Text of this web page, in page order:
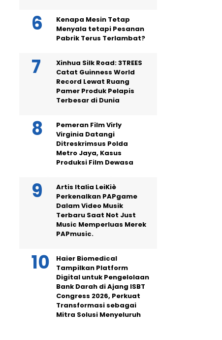
Kenapa Mesin Tetap
Menyala tetapi Pesanan
Pabrik Terus Terlambat?
Xinhua Silk Road: 3TREES
Catat Guinness World
Record Lewat Ruang
Pamer Produk Pelapis
Terbesar di Dunia
Pemeran Film Virly
Virginia Datangi
Ditreskrimsus Polda
Metro Jaya, Kasus
Produksi Film Dewasa
Artis Italia LeiKiè
Perkenalkan PAPgame
Dalam Video Musik
Terbaru Saat Not Just
Music Memperluas Merek
PAPmusic.
Haier Biomedical
Tampilkan Platform
Digital untuk Pengelolaan
Bank Darah di Ajang ISBT
Congress 2026, Perkuat
Transformasi sebagai
Mitra Solusi Menyeluruh